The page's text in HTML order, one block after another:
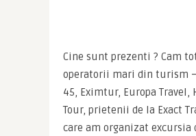
Cine sunt prezenti ? Cam
operatorii mari din turism
45, Eximtur, Europa Travel,
Tour, prietenii de la Exact
care am organizat excursia